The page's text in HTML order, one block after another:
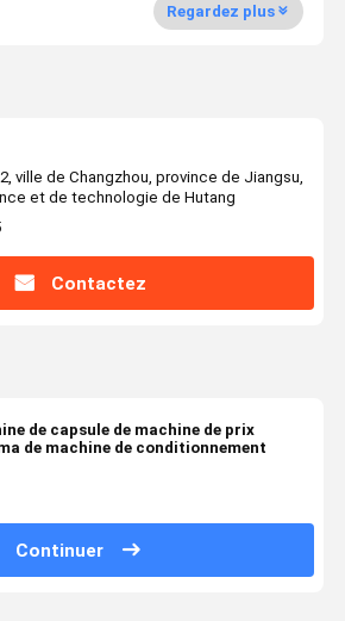
Regardez plus
ville de Changzhou, province de Jiangsu,
et de technologie de Hutang
Contactez
de capsule de machine de prix
de machine de conditionnement
Continuer